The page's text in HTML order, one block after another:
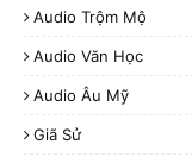
Audio Trộm Mộ
Audio Văn Học
Audio Âu Mỹ
Giã Sử